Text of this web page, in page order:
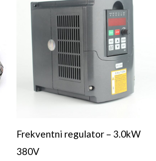
Frekventni regulator – 3.0kW
380V